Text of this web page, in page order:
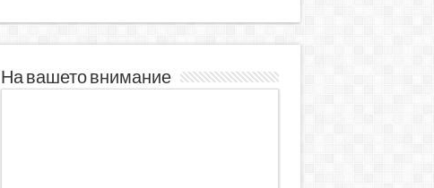
На вашето внимание